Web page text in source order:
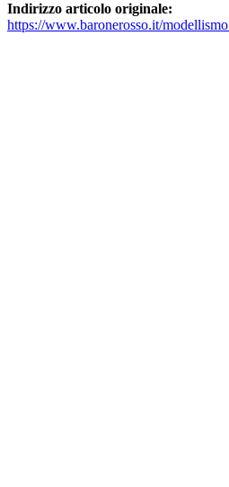
Indirizzo articolo originale:
https://www.baronerosso.it/